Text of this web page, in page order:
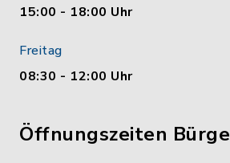
15:00 - 18:00 Uhr
Freitag
08:30 - 12:00 Uhr
Öffnungszeiten